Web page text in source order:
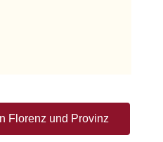
Florenz und Provinz